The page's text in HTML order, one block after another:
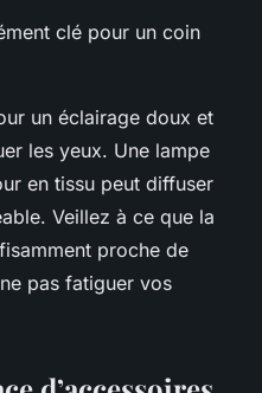
clé pour un coin
un éclairage doux et
les yeux. Une lampe
en tissu peut diffuser
Veillez à ce que la
proche de
pas fatiguer vos